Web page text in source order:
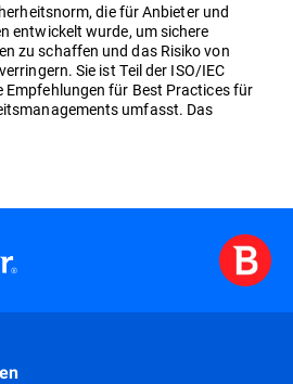
die für Anbieter und
entwickelt wurde, um sichere
zu schaffen und das Risiko von
Sie ist Teil der ISO/IEC
Empfehlungen für Best Practices für
umfasst. Das